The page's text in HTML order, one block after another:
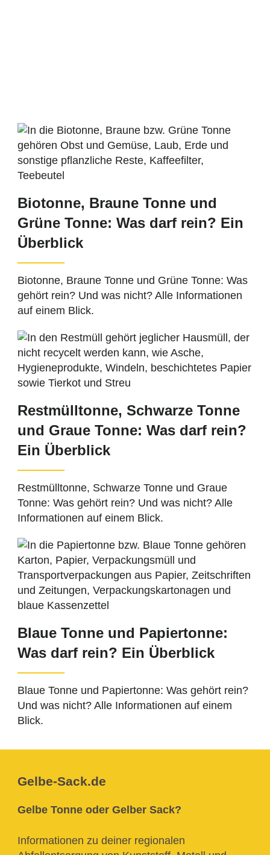
Biotonne, Braune Tonne und
Grüne Tonne: Was darf rein? Ein
Überblick
Biotonne, Braune Tonne und Grüne Tonne: Was
gehört rein? Und was nicht? Alle Informationen
auf einem Blick.
Restmülltonne, Schwarze Tonne
und Graue Tonne: Was darf rein?
Ein Überblick
Restmülltonne, Schwarze Tonne und Graue
Tonne: Was gehört rein? Und was nicht? Alle
Informationen auf einem Blick.
Blaue Tonne und Papiertonne:
Was darf rein? Ein Überblick
Blaue Tonne und Papiertonne: Was gehört rein?
Und was nicht? Alle Informationen auf einem
Blick.
Gelbe-Sack.de
Gelbe Tonne oder Gelber Sack?
Informationen zu deiner regionalen